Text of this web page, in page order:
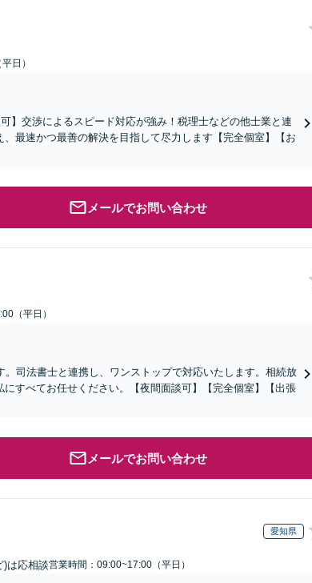
日）
】交渉によるスピード対応が強み！税理士などの他士業と連
最速かつ最善の解決を目指して尽力します【完全個室】【お
メールでお問い合わせ
（平日）
。司法書士と連携し、ワンストップで対応いたします。相続放
すべてお任せください。【夜間面談可】【完全個室】【出張
メールでお問い合わせ
愛知県
)は応相談営業時間：09:00~17:00（平日）